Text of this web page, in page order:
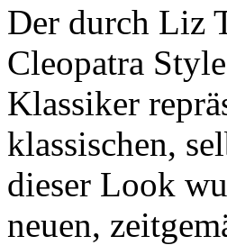
Der durch Liz
Cleopatra
Klassiker
klassischen,
dieser Look
neuen,